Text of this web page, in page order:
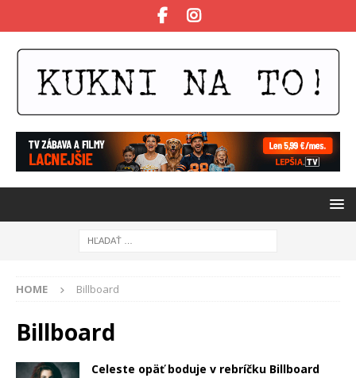
HOME Billboard
Billboard
Celeste opäť boduje v rebríčku Billboard